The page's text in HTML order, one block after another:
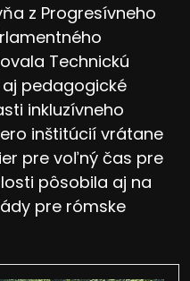
z Progresívneho
Technickú
aj pedagogické
inkluzívneho
inštitúcií vrátane
pre voľný čas pre
pôsobila aj na
pre rómske